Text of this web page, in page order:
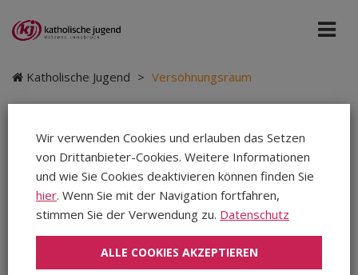
Katholische Jugend > Versöhnungsraum
Versöhnungsraum
| Teilen Teilen Teilen
Wir verwenden Cookies und erlauben das Setzen
von Drittanbieter-Cookies. Weitere Informationen
und wie Sie Cookies deaktivieren können finden Sie
hier. Wenn Sie mit der Navigation fortfahren,
stimmen Sie der Verwendung zu. Datenschutz
ALLE COOKIES AKZEPTIEREN